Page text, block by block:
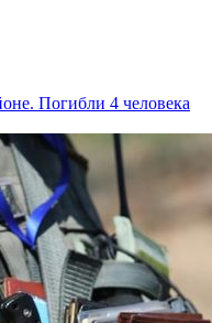
Погибли 4 человека